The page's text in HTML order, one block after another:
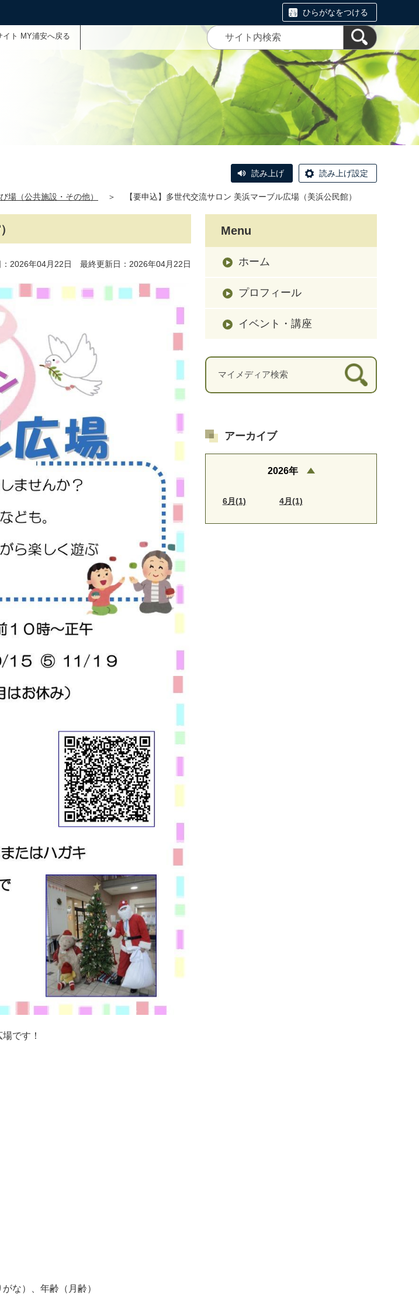
ひらがなをつける
イト MY浦安へ戻る
読み上げ 読み上げ設定
場（公共施設・その他） ＞ 【要申込】多世代交流サロン 美浜マーブル広場（美浜公民館）
：2026年04月22日 最終更新日：2026年04月22日
です！
な）、年齢（月齢）
Menu
ホーム
プロフィール
イベント・講座
アーカイブ
2026年
6月(1) 4月(1)